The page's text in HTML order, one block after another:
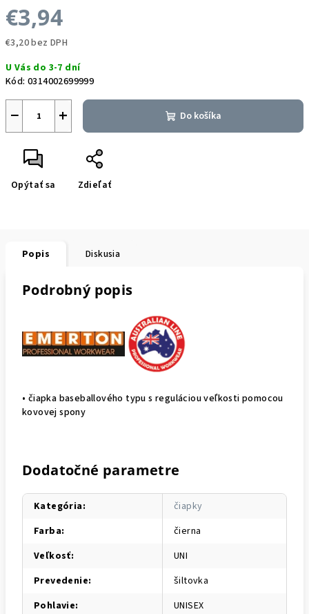
€3,94
€3,20 bez DPH
cena:
U Vás do 3-7 dní
Kód: 0314002699999
+
− Do košíka
Opýtať sa Zdieľať
Popis Diskusia
Podrobný popis
• čiapka baseballového typu s reguláciou veľkosti pomocou
kovovej spony
Dodatočné parametre
Kategória:
čiapky
Farba:
čierna
Veľkosť:
UNI
Prevedenie:
šiltovka
Pohlavie:
UNISEX